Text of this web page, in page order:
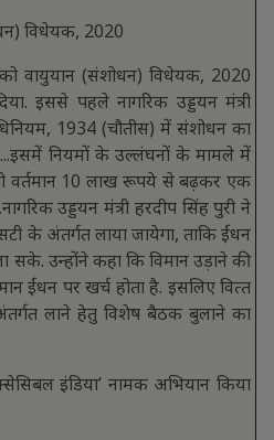
विधेयक, 2020
वायुयान (संशोधन) विधेयक, 2020
इससे पहले नागरिक उड्डयन मंत्री
1934 (चौतीस) में संशोधन का
नियमों के उल्लंघनों के मामले में
वर्तमान 10 लाख रूपये से बढ़कर एक
उड्डयन मंत्री हरदीप सिंह पुरी ने
के अंतर्गत लाया जायेगा, ताकि ईंधन
सके. उन्‍होंने कहा कि विमान उड़ाने की
ईंधन पर खर्च होता है. इसलिए वित्‍त
लाने हेतु विशेष बैठक बुलाने का
इंडिया’ नामक अभियान किया